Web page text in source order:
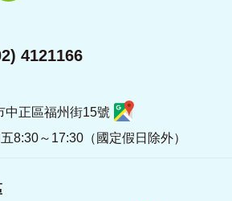
4121166
中正區福州街15號
8:30～17:30（國定假日除外）